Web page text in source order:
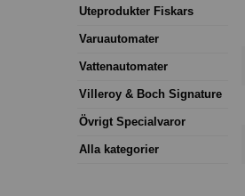
Uteprodukter Fiskars
Varuautomater
Vattenautomater
Villeroy & Boch Signature
Övrigt Specialvaror
Alla kategorier